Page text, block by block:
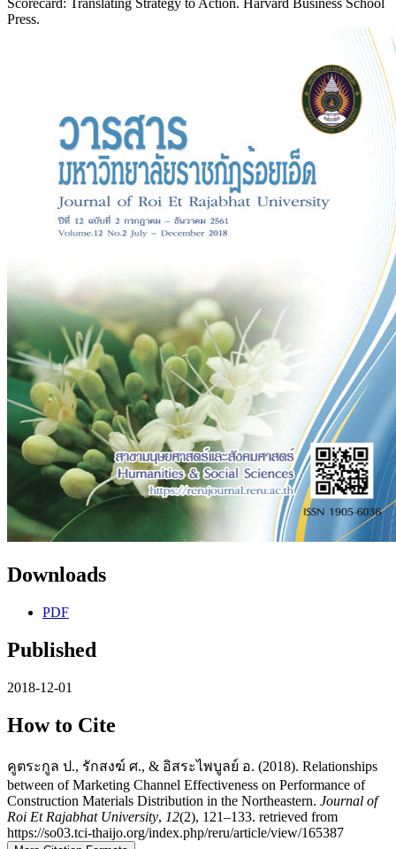
Scorecard: Translating Strategy to Action. Harvard Business School
Press.
Downloads
PDF
Published
2018-12-01
How to Cite
คูตระกูล ป., รักสงฆ์ ศ., & อิสระไพบูลย์ อ. (2018). Relationships
between of Marketing Channel Effectiveness on Performance of
Construction Materials Distribution in the Northeastern. Journal of
Roi Et Rajabhat University, 12(2), 121–133. retrieved from
https://so03.tci-thaijo.org/index.php/reru/article/view/165387